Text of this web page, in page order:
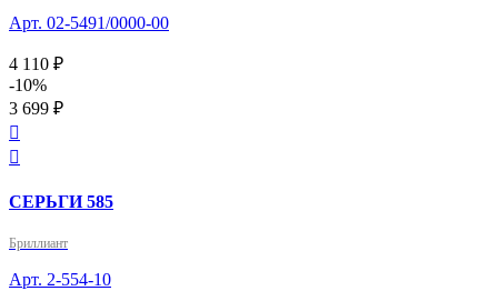
Арт. 02-5491/0000-00
4 110 ₽
-10%
3 699 ₽


СЕРЬГИ 585
Бриллиант
Арт. 2-554-10